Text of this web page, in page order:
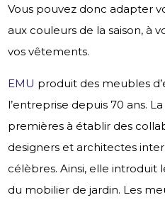
Vous pouvez donc adapter
aux couleurs de la saison, à
vos vêtements.
EMU produit des meubles
l’entreprise depuis 70 ans.
premières à établir des
designers et architectes
célèbres. Ainsi, elle introduit
du mobilier de jardin. Les